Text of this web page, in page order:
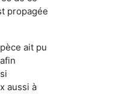
propagée
ait pu
aussi à